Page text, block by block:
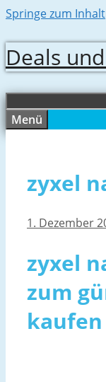
Springe zum Inhalt
Deals
Menü
zyxel
1. Dezember
zyxel
zum
kaufen